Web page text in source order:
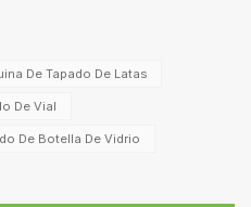
De Tapado De Latas
De Vial
De Botella De Vidrio